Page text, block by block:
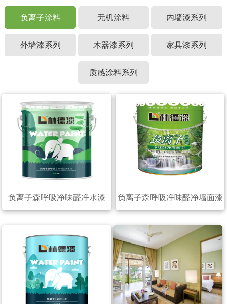
负离子涂料 无机涂料 内墙漆系列
外墙漆系列 木器漆系列 家具漆系列
质感涂料系列
负离子森呼吸净味醛净水漆
（20公斤）
负离子森呼吸净味醛净墙面漆